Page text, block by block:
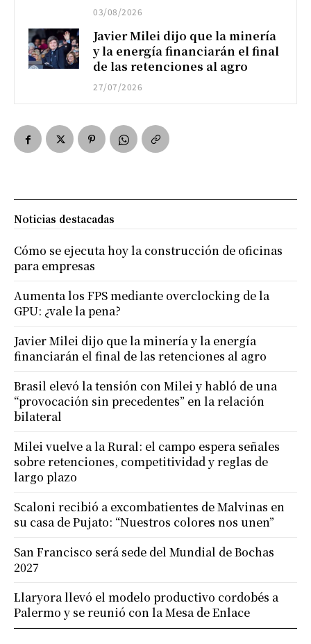
03/08/2026
Javier Milei dijo que la minería
y la energía financiarán el final
de las retenciones al agro
27/07/2026
Noticias destacadas
Cómo se ejecuta hoy la construcción de oficinas
para empresas
Aumenta los FPS mediante overclocking de la
GPU: ¿vale la pena?
Javier Milei dijo que la minería y la energía
financiarán el final de las retenciones al agro
Brasil elevó la tensión con Milei y habló de una
“provocación sin precedentes” en la relación
bilateral
Milei vuelve a la Rural: el campo espera señales
sobre retenciones, competitividad y reglas de
largo plazo
Scaloni recibió a excombatientes de Malvinas en
su casa de Pujato: “Nuestros colores nos unen”
San Francisco será sede del Mundial de Bochas
2027
Llaryora llevó el modelo productivo cordobés a
Palermo y se reunió con la Mesa de Enlace